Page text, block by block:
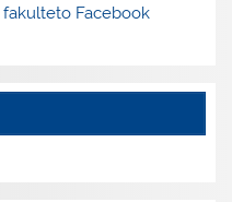
Facebook